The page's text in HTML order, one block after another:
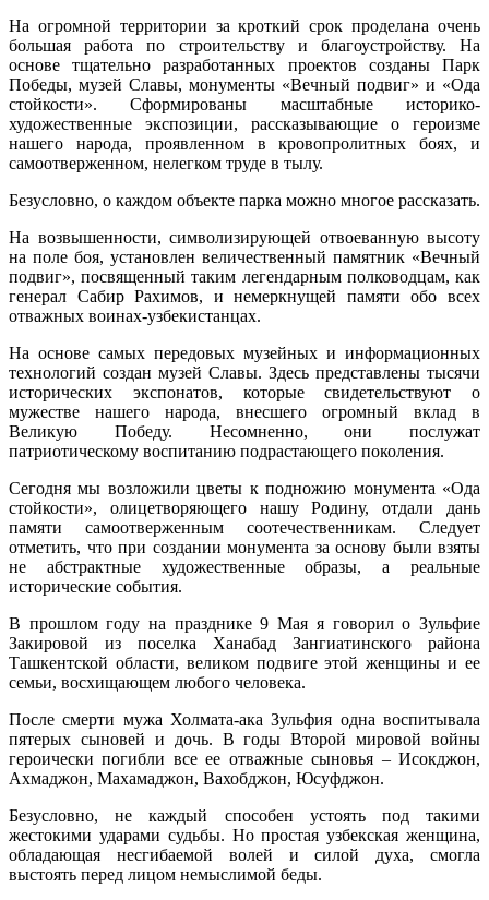
На огромной территории за кроткий срок проделана очень
большая работа по строительству и благоустройству. На
основе тщательно разработанных проектов созданы Парк
Победы, музей Славы, монументы «Вечный подвиг» и «Ода
стойкости». Сформированы масштабные историко-
художественные экспозиции, рассказывающие о героизме
нашего народа, проявленном в кровопролитных боях, и
самоотверженном, нелегком труде в тылу.
Безусловно, о каждом объекте парка можно многое рассказать.
На возвышенности, символизирующей отвоеванную высоту
на поле боя, установлен величественный памятник «Вечный
подвиг», посвященный таким легендарным полководцам, как
генерал Сабир Рахимов, и немеркнущей памяти обо всех
отважных воинах-узбекистанцах.
На основе самых передовых музейных и информационных
технологий создан музей Славы. Здесь представлены тысячи
исторических экспонатов, которые свидетельствуют о
мужестве нашего народа, внесшего огромный вклад в
Великую Победу. Несомненно, они послужат
патриотическому воспитанию подрастающего поколения.
Сегодня мы возложили цветы к подножию монумента «Ода
стойкости», олицетворяющего нашу Родину, отдали дань
памяти самоотверженным соотечественникам. Следует
отметить, что при создании монумента за основу были взяты
не абстрактные художественные образы, а реальные
исторические события.
В прошлом году на празднике 9 Мая я говорил о Зульфие
Закировой из поселка Ханабад Зангиатинского района
Ташкентской области, великом подвиге этой женщины и ее
семьи, восхищающем любого человека.
После смерти мужа Холмата-ака Зульфия одна воспитывала
пятерых сыновей и дочь. В годы Второй мировой войны
героически погибли все ее отважные сыновья – Исокджон,
Ахмаджон, Махамаджон, Вахобджон, Юсуфджон.
Безусловно, не каждый способен устоять под такими
жестокими ударами судьбы. Но простая узбекская женщина,
обладающая несгибаемой волей и силой духа, смогла
выстоять перед лицом немыслимой беды.